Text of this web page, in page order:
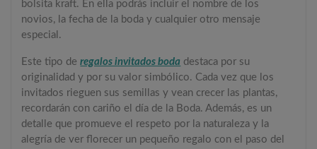
bolsita kraft. En ella podrás incluir el nombre de los
novios, la fecha de la boda y cualquier otro mensaje
especial.
Este tipo deregalos invitados boda destaca por su
originalidad y por su valor simbólico. Cada vez que los
invitados rieguen sus semillas y vean crecer las plantas,
recordarán con cariño el día de la Boda. Además, es un
detalle que promueve el respeto por la naturaleza y la
alegría de ver florecer un pequeño regalo con el paso del